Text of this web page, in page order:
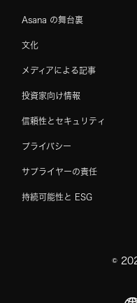
Asana の舞台裏
文化
メディアによる記事
投資家向け情報
信頼性とセキュリティ
プライバシー
サプライヤーの責任
持続可能性と ESG
©